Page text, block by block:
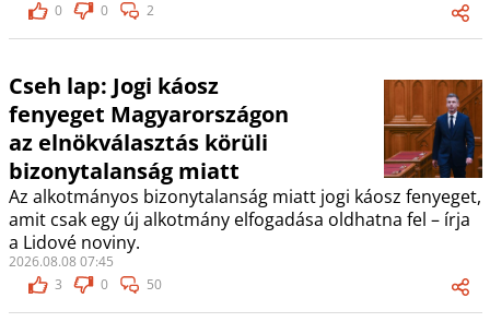
0
0 2
Cseh lap: Jogi káosz
fenyeget Magyarországon
az elnökválasztás körüli
bizonytalanság miatt
Az alkotmányos bizonytalanság miatt jogi káosz fenyeget,
amit csak egy új alkotmány elfogadása oldhatna fel – írja
a Lidové noviny.
2026.08.08 07:45
3
0 50